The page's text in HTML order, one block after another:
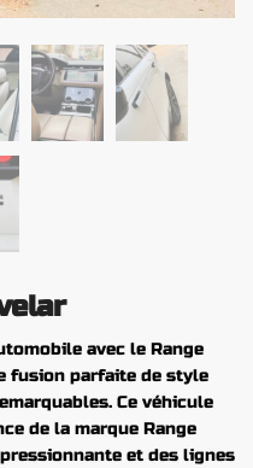
avec le Range
fusion parfaite de style
Ce véhicule
de la marque Range
et des lignes